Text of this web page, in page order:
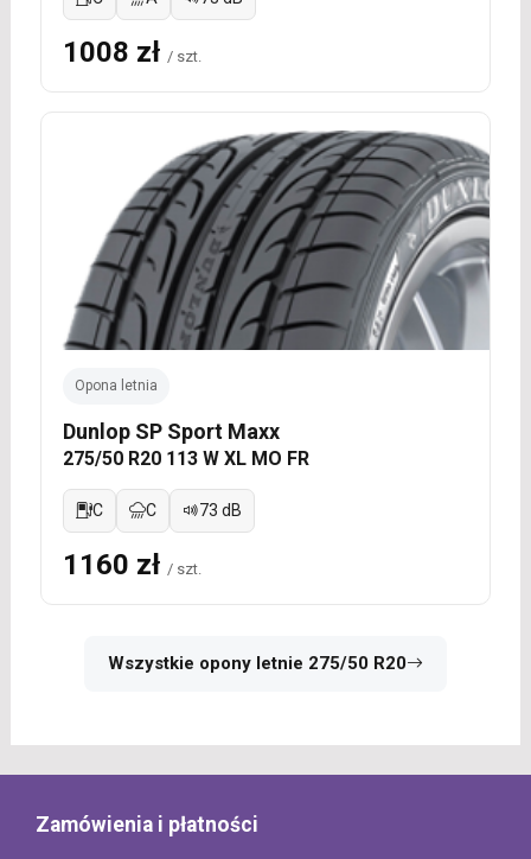
1008 zł / szt.
Opona letnia
Dunlop SP Sport Maxx
275/50 R20 113 W XL MO FR
C C 73 dB
1160 zł / szt.
Wszystkie opony letnie 275/50 R20
Zamówienia i płatności